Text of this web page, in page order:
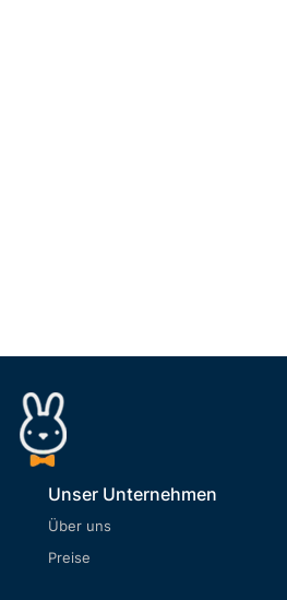
Unser Unternehmen
Über uns
Preise